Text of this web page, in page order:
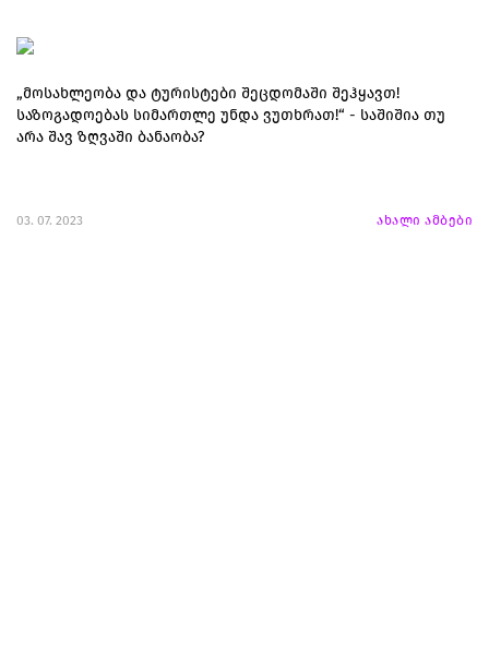
„მოსახლეობა და ტურისტები შეცდომაში შეჰყავთ!
საზოგადოებას სიმართლე უნდა ვუთხრათ!“ - საშიშია თუ
არა შავ ზღვაში ბანაობა?
03. 07. 2023 ახალი ამბები